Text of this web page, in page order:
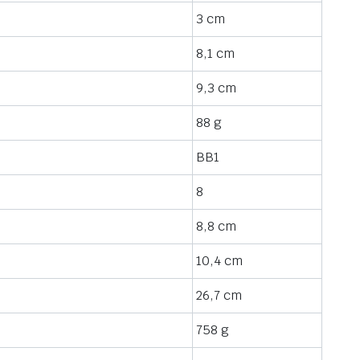
3 cm
8,1 cm
9,3 cm
88 g
BB1
8
8,8 cm
10,4 cm
26,7 cm
758 g